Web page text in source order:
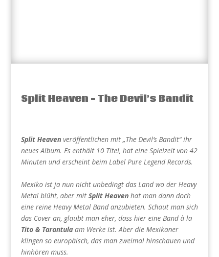
Split Heaven – The Devil’s Bandit
Split Heaven veröffentlichen mit „The Devil’s Bandit“ ihr
neues Album. Es enthält 10 Titel, hat eine Spielzeit von 42
Minuten und erscheint beim Label Pure Legend Records.
Mexiko ist ja nun nicht unbedingt das Land wo der Heavy
Metal blüht, aber mit Split Heavenhat man dann doch
eine reine Heavy Metal Band anzubieten. Schaut man sich
das Cover an, glaubt man eher, dass hier eine Band à la
Tito & Tarantulaam Werke ist. Aber die Mexikaner
klingen so europäisch, das man zweimal hinschauen und
hinhören muss.